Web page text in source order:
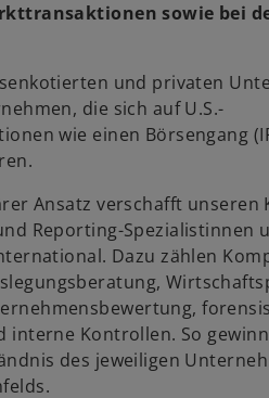
sowie bei
und privaten
die sich auf U.S.-
wie einen Börsengang
Ansatz verschafft unseren
Reporting-Spezialistinnen
Dazu zählen
interne Kontrollen. So
des jeweiligen